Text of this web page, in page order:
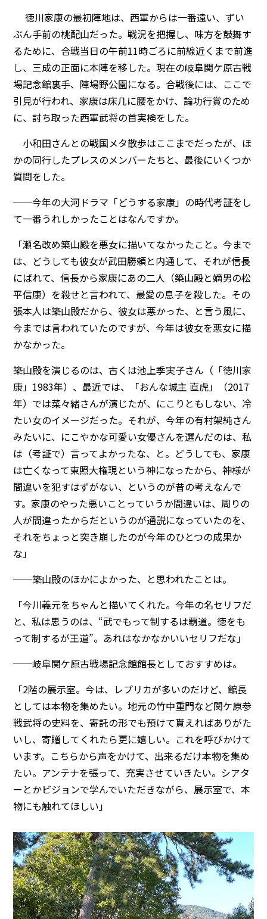
徳川家康の最初陣地は、西軍からは一番遠い、ずい
ぶん手前の桃配山だった。戦況を把握し、味方を鼓舞す
るために、合戦当日の午前11時ごろに前線近くまで前進
し、三成の正面に本陣を移した。現在の岐阜関ケ原古戦
場記念館裏手、陣場野公園になる。合戦後には、ここで
引見が行われ、家康は床几に腰をかけ、論功行賞のため
に、討ち取った西軍武将の首実検をした。
小和田さんとの戦国メタ散歩はここまでだったが、ほ
かの同行したプレスのメンバーたちと、最後にいくつか
質問をした。
──今年の大河ドラマ「どうする家康」の時代考証をし
て一番うれしかったことはなんですか。
「瀬名改め築山殿を悪女に描いてなかったこと。今まで
は、どうしても彼女が武田勝頼と内通して、それが信長
にばれて、信長から家康にあの二人（築山殿と嫡男の松
平信康）を殺せと言われて、最愛の息子を殺した。その
張本人は築山殿だから、彼女は悪かった、と言う風に、
今までは言われていたのですが、今年は彼女を悪女に描
かなかった。
築山殿を演じるのは、古くは池上季実子さん（「徳川家
康」1983年）、最近では、「おんな城主 直虎」（2017
年）では菜々緒さんが演じたが、にこりともしない、冷
たい女のイメージだった。それが、今年の有村架純さん
みたいに、にこやかな可愛い女優さんを選んだのは、私
は（考証で）言ってよかったな、と。どうしても、家康
は亡くなって東照大権現という神になったから、神様が
間違いを犯すはずがない、というのが昔の考えなんで
す。家康のやった悪いことっていうか間違いは、周りの
人が間違ったからだというのが通説になっていたのを、
それをちょっと突き崩したのが今年のひとつの成果か
な」
──築山殿のほかによかった、と思われたことは。
「今川義元をちゃんと描いてくれた。今年の名セリフだ
と、私は思うのは、“武でもって制するは覇道。徳をも
って制するが王道”。あれはなかなかいいセリフだな」
──岐阜関ケ原古戦場記念館館長としておすすめは。
「2階の展示室。今は、レプリカが多いのだけど、館長
としては本物を集めたい。地元の竹中重門など関ケ原参
戦武将の史料を、寄託の形でも預けて貰えればありがた
いし、寄贈してくれたら更に嬉しい。これを呼びかけて
います。こちらから声をかけて、出来るだけ本物を集め
たい。アンテナを張って、充実させていきたい。シアタ
ーとかビジョンで学んでいただきながら、展示室で、本
物にも触れてほしい」